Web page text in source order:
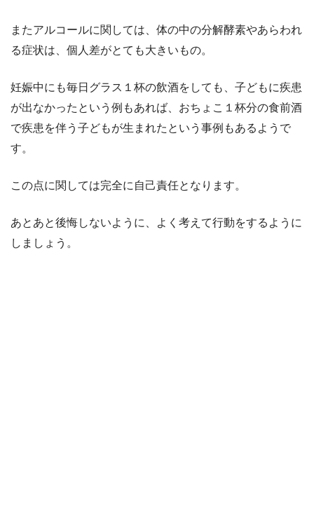
またアルコールに関しては、体の中の分解酵素やあらわれ
る症状は、個人差がとても大きいもの。
妊娠中にも毎日グラス１杯の飲酒をしても、子どもに疾患
が出なかったという例もあれば、おちょこ１杯分の食前酒
で疾患を伴う子どもが生まれたという事例もあるようで
す。
この点に関しては完全に自己責任となります。
あとあと後悔しないように、よく考えて行動をするように
しましょう。